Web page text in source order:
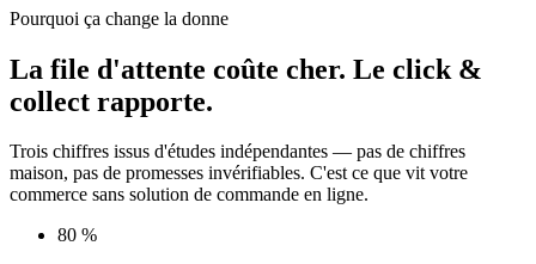
Pourquoi ça change la donne
La file d'attente coûte cher. Le click &
collect rapporte.
Trois chiffres issus d'études indépendantes — pas de chiffres
maison, pas de promesses invérifiables. C'est ce que vit votre
commerce sans solution de commande en ligne.
80 %